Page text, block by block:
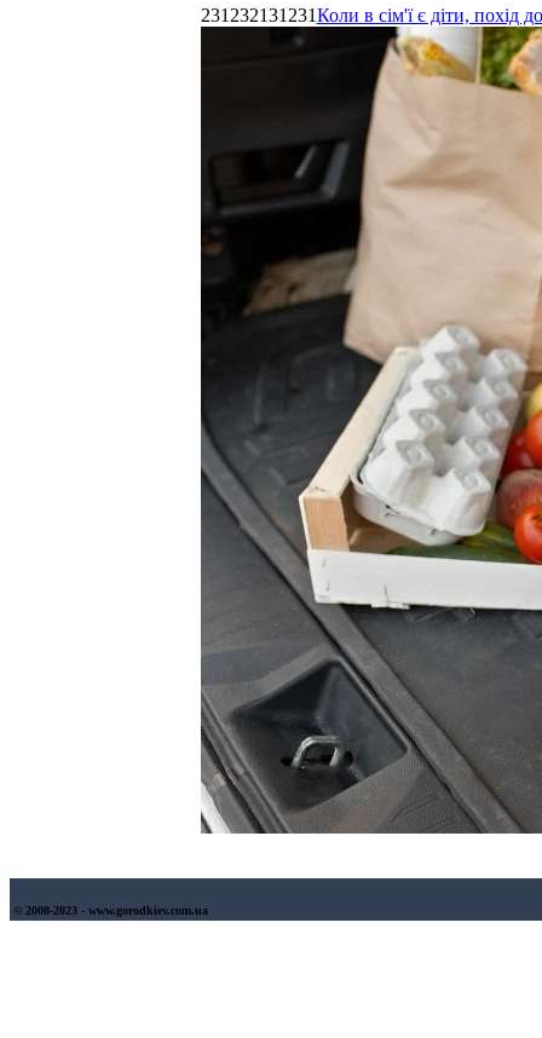
231232131231Коли в сім'ї є діти,
© 2008-2023 - www.gorodkiev.com.ua